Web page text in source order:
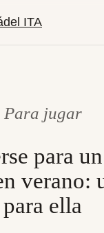
Para jugar
para
verano:
para ella